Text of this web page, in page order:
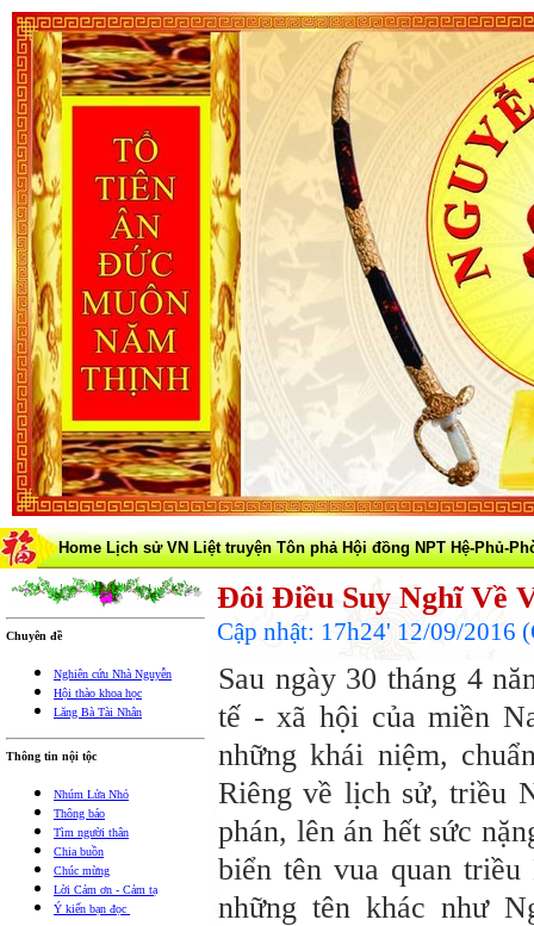
Home Lịch sử VN Liệt truyện Tôn phả Hội đồng NPT Hệ-Phủ-
Chuyên đề
Nghiên cứu Nhà Nguyễn
Hội thào khoa học
Lăng Bà Tài Nhân
Thông tin nội tộc
Nhúm Lửa Nhỏ
Thông báo
Tìm người thân
Chia buồn
Chúc mừng
Lời Cảm ơn - Cảm tạ
Ý kiến bạn đọc
Đôi Điều Suy Nghĩ Về
Cập nhật: 17h24' 12/09/2016
Sau ngày 30 tháng 4
tế - xã hội của miền
những khái niệm,
Riêng về lịch sử, triều
phán, lên án hết sức
biển tên vua quan
những tên khác như